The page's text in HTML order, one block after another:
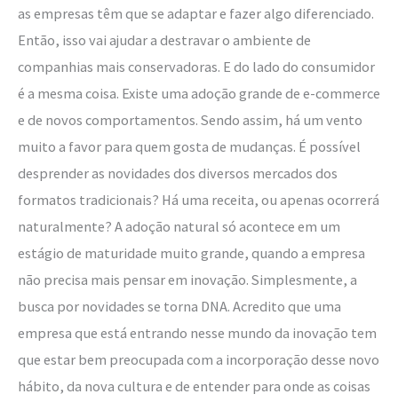
as empresas têm que se adaptar e fazer algo diferenciado.
Então, isso vai ajudar a destravar o ambiente de
companhias mais conservadoras. E do lado do consumidor
é a mesma coisa. Existe uma adoção grande de e-commerce
e de novos comportamentos. Sendo assim, há um vento
muito a favor para quem gosta de mudanças. É possível
desprender as novidades dos diversos mercados dos
formatos tradicionais? Há uma receita, ou apenas ocorrerá
naturalmente? A adoção natural só acontece em um
estágio de maturidade muito grande, quando a empresa
não precisa mais pensar em inovação. Simplesmente, a
busca por novidades se torna DNA. Acredito que uma
empresa que está entrando nesse mundo da inovação tem
que estar bem preocupada com a incorporação desse novo
hábito, da nova cultura e de entender para onde as coisas